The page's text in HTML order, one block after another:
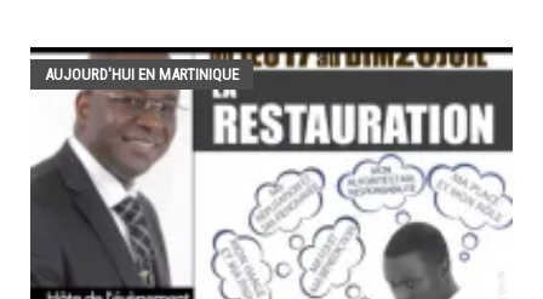
AUJOURD'HUI EN MARTINIQUE